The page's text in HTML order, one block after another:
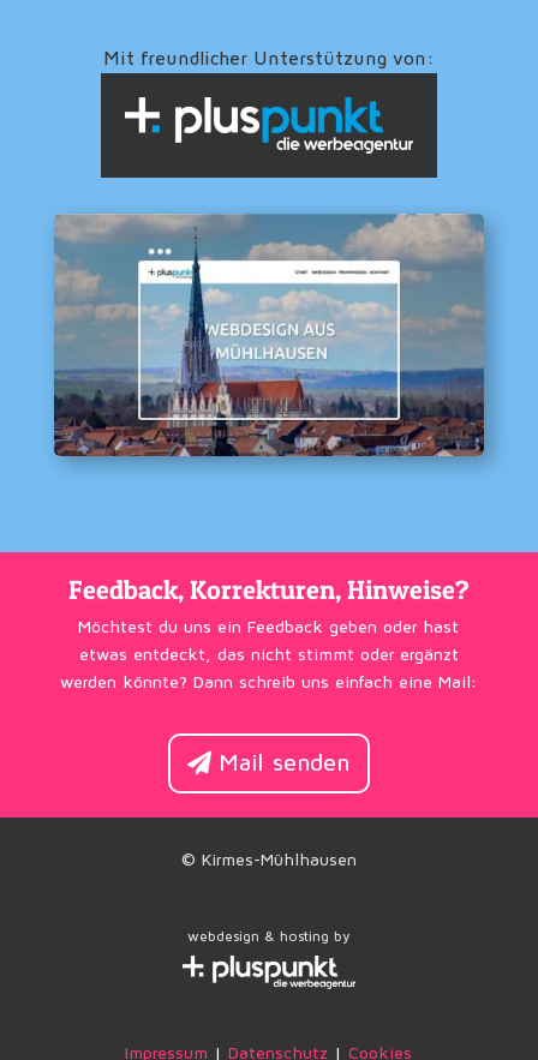
Mit freundlicher Unterstützung von:
Feedback, Korrekturen, Hinweise?
Möchtest du uns ein Feedback geben oder hast
etwas entdeckt, das nicht stimmt oder ergänzt
werden könnte? Dann schreib uns einfach eine Mail:
Mail senden
© Kirmes-Mühlhausen
webdesign & hosting by
Impressum |Datenschutz |Cookies